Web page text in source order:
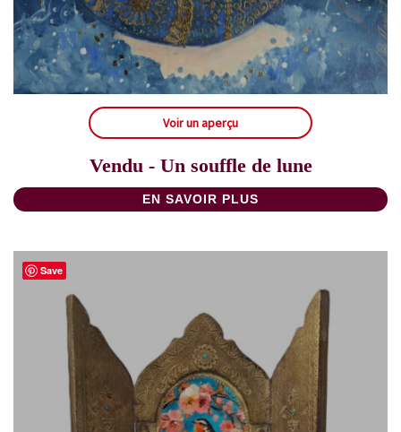
Voir un aperçu
Vendu - Un souffle de lune
EN SAVOIR PLUS
Save